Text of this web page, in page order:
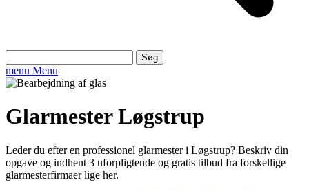
efter:
menu Menu
Glarmester Løgstrup
Leder du efter en professionel glarmester i Løgstrup? Beskriv din
opgave og indhent 3 uforpligtende og gratis tilbud fra forskellige
glarmesterfirmaer lige her.